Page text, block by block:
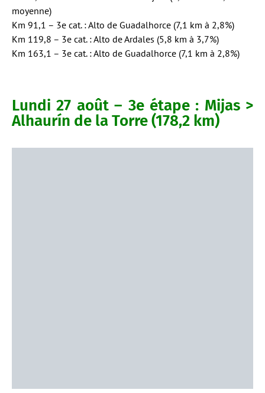
moyenne)
Km 91,1 – 3e cat. : Alto de Guadalhorce (7,1 km à 2,8%)
Km 119,8 – 3e cat. : Alto de Ardales (5,8 km à 3,7%)
Km 163,1 – 3e cat. : Alto de Guadalhorce (7,1 km à 2,8%)
Lundi 27 août – 3e étape : Mijas >
Alhaurín de la Torre (178,2 km)